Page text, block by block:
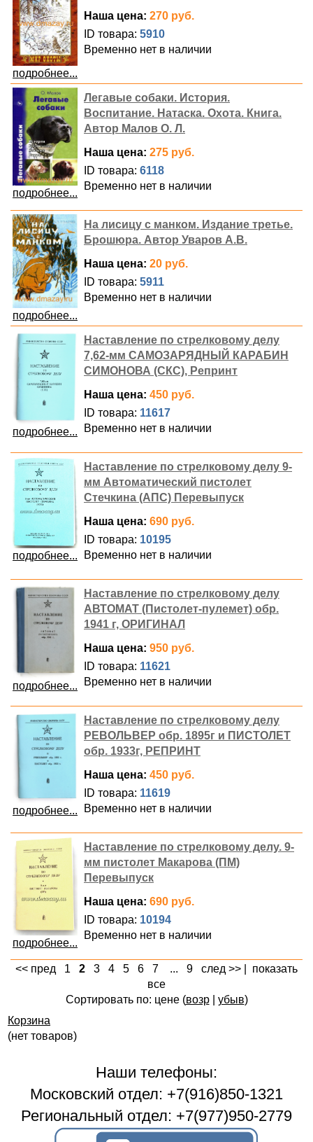
подробнее...
Наша цена: 270 руб.
ID товара: 5910
Временно нет в наличии
подробнее...
Легавые собаки. История.
Воспитание. Натаска. Охота. Книга.
Автор Малов О. Л.
Наша цена: 275 руб.
ID товара: 6118
Временно нет в наличии
подробнее...
На лисицу с манком. Издание третье.
Брошюра. Автор Уваров А.В.
Наша цена: 20 руб.
ID товара: 5911
Временно нет в наличии
подробнее...
Наставление по стрелковому делу
7,62-мм САМОЗАРЯДНЫЙ КАРАБИН
СИМОНОВА (СКС), Репринт
Наша цена: 450 руб.
ID товара: 11617
Временно нет в наличии
подробнее...
Наставление по стрелковому делу 9-
мм Автоматический пистолет
Стечкина (АПС) Перевыпуск
Наша цена: 690 руб.
ID товара: 10195
Временно нет в наличии
подробнее...
Наставление по стрелковому делу
АВТОМАТ (Пистолет-пулемет) обр.
1941 г, ОРИГИНАЛ
Наша цена: 950 руб.
ID товара: 11621
Временно нет в наличии
подробнее...
Наставление по стрелковому делу
РЕВОЛЬВЕР обр. 1895г и ПИСТОЛЕТ
обр. 1933г, РЕПРИНТ
Наша цена: 450 руб.
ID товара: 11619
Временно нет в наличии
подробнее...
Наставление по стрелковому делу. 9-
мм пистолет Макарова (ПМ)
Перевыпуск
Наша цена: 690 руб.
ID товара: 10194
Временно нет в наличии
<< пред 1 2 3 4 5 6 7 ... 9 след >>
показать
все
Сортировать по: цене (возр| убыв)
Корзина
(нет товаров)
Наши телефоны:
Московский отдел: +7(916)850-1321
Региональный отдел: +7(977)950-2779